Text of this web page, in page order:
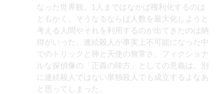
なった世界観。1人まではなかば権利化するのは
ともかく、そうなるならば人数を最大化しようと
考える人間やそれを利用するのが出てきたのは納
得がいった。連続殺人が事実上不可能になった中
でのトリックと神と天使の無常さ。フィクショナ
ルな探偵像の「正義の味方」としての意義は、別
に連続殺人ではない単独殺人でも成立するよなあ
と思ってしまった。